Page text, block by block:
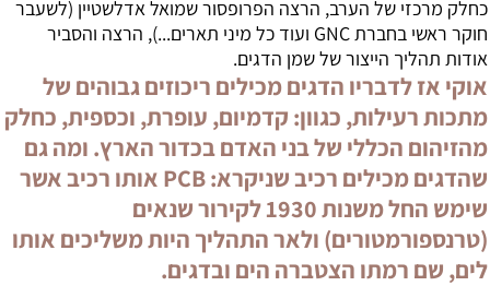
כחלק מרכזי של הערב, הרצה הפרופסור שמואל אדלשטיין (לשעבר
חוקר ראשי בחברת GNC ועוד כל מיני תארים...), הרצה והסביר
אודות תהליך הייצור של שמן הדגים.
אוקי אז לדבריו הדגים מכילים ריכוזים גבוהים של
מתכות רעילות, כגוון: קדמיום, עופרת, וכספית, כחלק
מהזיהום הכללי של בני האדם בכדור הארץ. ומה גם
שהדגים מכילים רכיב שניקרא: PCB אותו רכיב אשר
שימש החל משנות 1930 לקירור שנאים
(טרנספורמטורים) ולאר התהליך היות משליכים אותו
לים, שם רמתו הצטברה הים ובדגים.